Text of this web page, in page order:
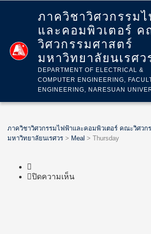
ภาควิชาวิศวกรรม
และคอมพิวเตอร์ ค
วิศวกรรมศาสตร์
มหาวิทยาลัยนเรศว
DEPARTMENT OF ELECTRICAL &
COMPUTER ENGINEERING,
ENGINEERING, NARESUAN
ภาควิชาวิศวกรรมไฟฟ้าและคอมพิวเตอร์ คณะวิศวก
มหาวิทยาลัยนเรศวร > Meal > Thursday
ปิดความเห็นบน